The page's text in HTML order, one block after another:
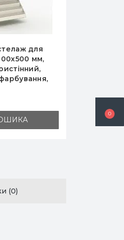
0
для
мм,
7
(0)